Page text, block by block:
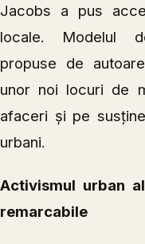
Jacobs a pus
locale. Modelul
propuse de
unor noi locuri de
afaceri și pe
urbani.
Activismul urban
remarcabile